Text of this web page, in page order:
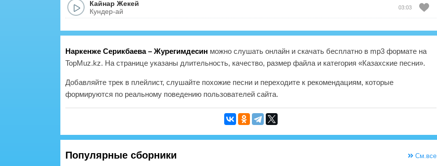
Кайнар Жекей
Кундер-ай
03:03
Наркенже Серикбаева – Журегимдесин можно слушать онлайн и скачать бесплатно в mp3 формате на
TopMuz.kz. На странице указаны длительность, качество, размер файла и категория «Казахские песни».
Добавляйте трек в плейлист, слушайте похожие песни и переходите к рекомендациям, которые
формируются по реальному поведению пользователей сайта.
Популярные сборники См.все